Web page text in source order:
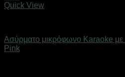
Quick View
Ασύρματο μικρόφωνο Karaoke με
Pink